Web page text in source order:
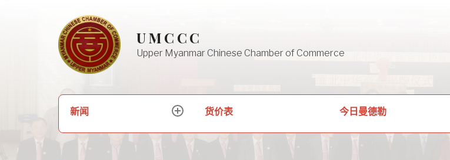
UMCCC
Upper Myanmar Chinese Chamber of Commerce
新闻
expand
menu
货价表 今日曼德勒